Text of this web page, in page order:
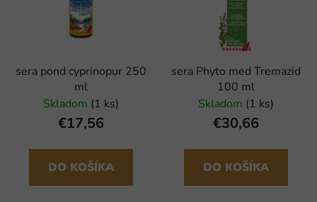
sera pond cyprinopur 250
ml
Skladom (1 ks)
€17,56
DO KOŠÍKA
sera Phyto med Tremazid
100 ml
Skladom (1 ks)
€30,66
DO KOŠÍKA